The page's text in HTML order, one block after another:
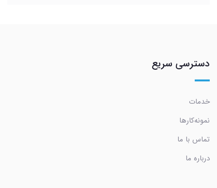
دسترسی سریع
خدمات
نمونه‌کارها
تماس با ما
درباره ما